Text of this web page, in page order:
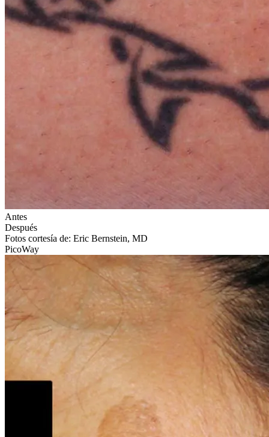
Antes
Después
Fotos cortesía de: Eric Bernstein, MD
PicoWay